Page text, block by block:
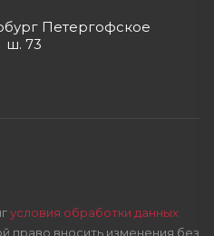
Петергофское
ш. 73
условия обработки данных
право вносить изменения без